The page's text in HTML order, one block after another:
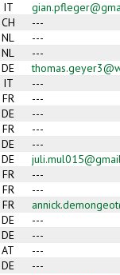
IT
CH ---
NL ---
NL ---
DE
IT ---
FR ---
DE ---
FR ---
DE ---
DE
FR ---
FR ---
FR
DE ---
DE ---
AT ---
DE ---